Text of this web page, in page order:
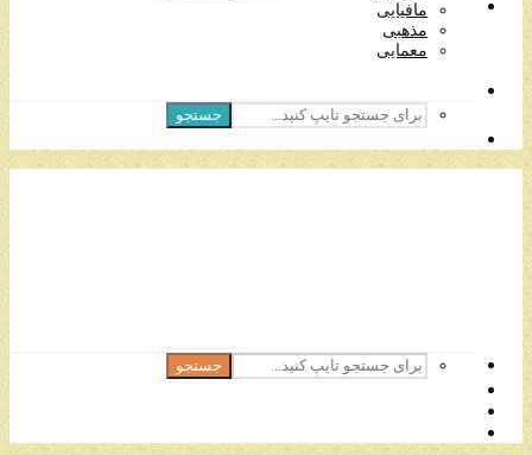
مافیایی
مذهبی
معمایی
جستجو
جستجو